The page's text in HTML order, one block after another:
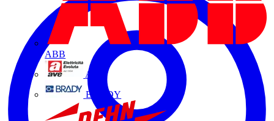
ABB
AVE
BRADY